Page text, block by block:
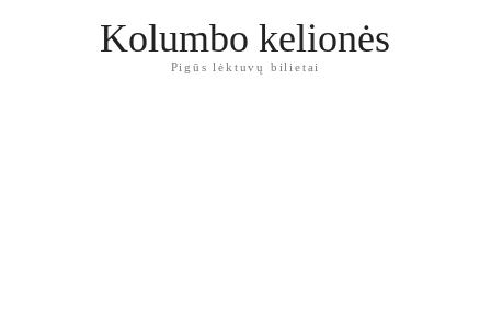
Kolumbo kelionės
Pigūs lėktuvų bilietai